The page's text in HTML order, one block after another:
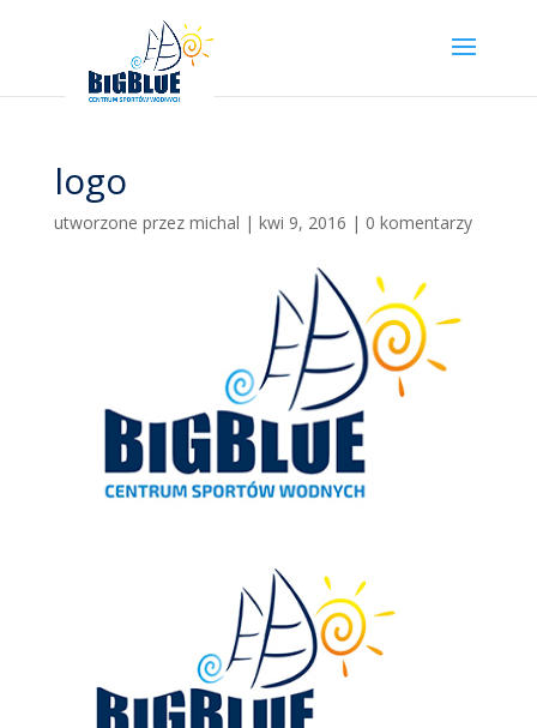
logo
utworzone przez michal | kwi 9, 2016 | 0 komentarzy